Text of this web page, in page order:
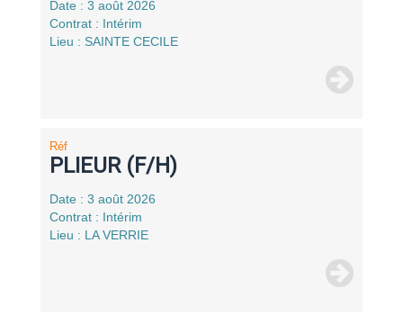
Date : 3 août 2026
Contrat : Intérim
Lieu : SAINTE CECILE
Réf
PLIEUR (F/H)
Date : 3 août 2026
Contrat : Intérim
Lieu : LA VERRIE